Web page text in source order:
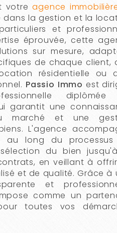
votreagence
dans la gestion et la
et
éprouvée, cette
sur mesure,
de chaque client,
résidentielle ou
Passio Immo est
diplômée
garantit une
marché et une
L'agence
au long du processus
du bien
en veillant à
et de qualité. Grâce à
et
comme un
toutes vos